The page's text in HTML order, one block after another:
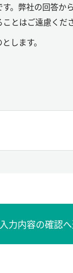
。弊社の回答か
とはご遠慮くださ
します。
力内容の確認